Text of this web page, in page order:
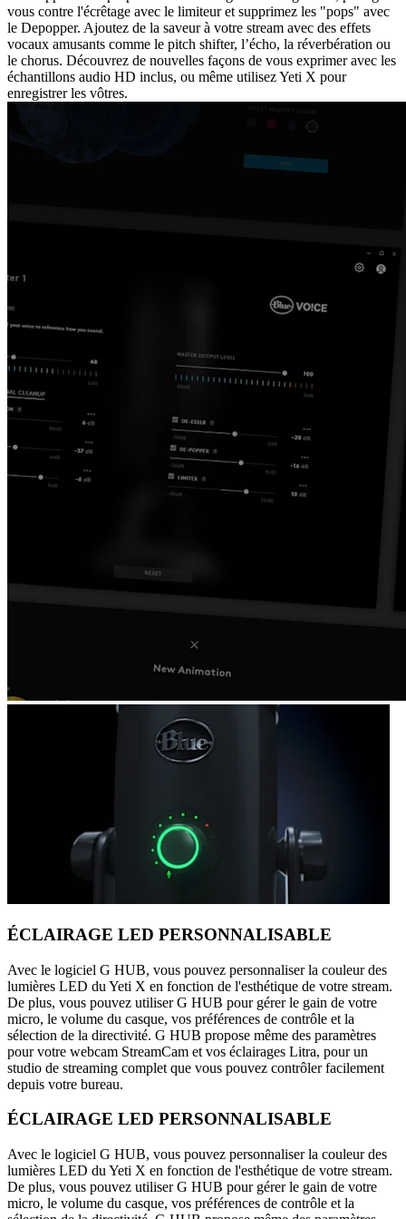
vous contre l'écrêtage avec le limiteur et supprimez les "pops" avec
le Depopper. Ajoutez de la saveur à votre stream avec des effets
vocaux amusants comme le pitch shifter, l’écho, la réverbération ou
le chorus. Découvrez de nouvelles façons de vous exprimer avec les
échantillons audio HD inclus, ou même utilisez Yeti X pour
enregistrer les vôtres.
ÉCLAIRAGE LED PERSONNALISABLE
Avec le logiciel G HUB, vous pouvez personnaliser la couleur des
lumières LED du Yeti X en fonction de l'esthétique de votre stream.
De plus, vous pouvez utiliser G HUB pour gérer le gain de votre
micro, le volume du casque, vos préférences de contrôle et la
sélection de la directivité. G HUB propose même des paramètres
pour votre webcam StreamCam et vos éclairages Litra, pour un
studio de streaming complet que vous pouvez contrôler facilement
depuis votre bureau.
ÉCLAIRAGE LED PERSONNALISABLE
Avec le logiciel G HUB, vous pouvez personnaliser la couleur des
lumières LED du Yeti X en fonction de l'esthétique de votre stream.
De plus, vous pouvez utiliser G HUB pour gérer le gain de votre
micro, le volume du casque, vos préférences de contrôle et la